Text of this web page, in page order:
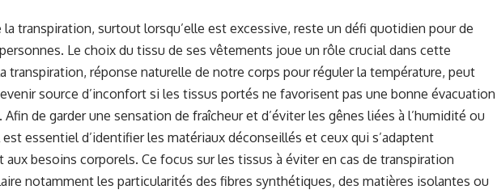
la transpiration, surtout lorsqu’elle est excessive, reste un défi quotidien pour de
Le choix du tissu de ses vêtements joue un rôle crucial dans cette
transpiration, réponse naturelle de notre corps pour réguler la température, peut
source d’inconfort si les tissus portés ne favorisent pas une bonne évacuation
Afin de garder une sensation de fraîcheur et d’éviter les gênes liées à l’humidité ou
essentiel d’identifier les matériaux déconseillés et ceux qui s’adaptent
aux besoins corporels. Ce focus sur les tissus à éviter en cas de transpiration
notamment les particularités des fibres synthétiques, des matières isolantes ou